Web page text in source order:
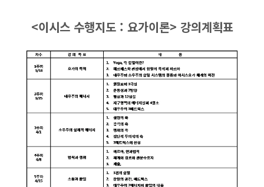
<이시스 수행지도 : 요가이론> 강의계획표